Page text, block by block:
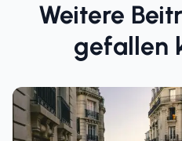
Weitere
gefallen